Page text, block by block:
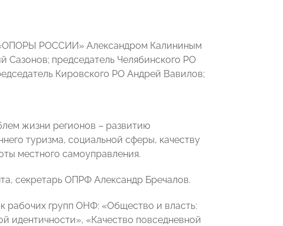
РОССИИ» Александром Калининым
Сазонов; председатель Челябинского РО
Кировского РО Андрей Вавилов;
жизни регионов – развитию
туризма, социальной сферы, качеству
местного самоуправления.
секретарь ОПРФ Александр Бречалов.
рабочих групп ОНФ: «Общество и власть:
идентичности», «Качество повседневной